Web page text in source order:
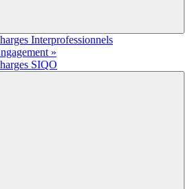
Interprofessionnels
»
SIQO